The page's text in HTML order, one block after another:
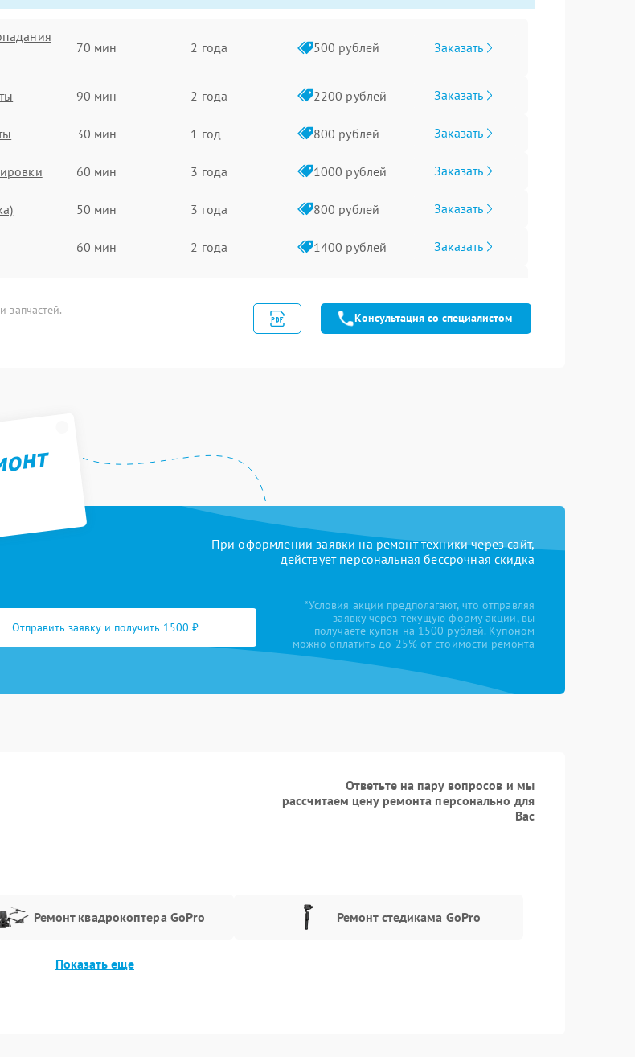
70 мин 2 года 500 рублей Заказать
90 мин 2 года 2200 рублей Заказать
30 мин 1 год 800 рублей Заказать
60 мин 3 года 1000 рублей Заказать
50 мин 3 года 800 рублей Заказать
60 мин 2 года 1400 рублей Заказать
sd
800 рублей Заказать
50 мин
50 мин 2 года
запчастей.
Консультация со специалистом
При оформлении заявки на ремонт техники через сайт,
действует персональная бессрочная скидка
Отправить заявку и получить 1500 ₽
*Условия акции предполагают, что отправляя
заявку через текущую форму акции, вы
получаете купон на 1500 рублей. Купоном
можно оплатить до 25% от стоимости ремонта
Ответьте на пару вопросов и мы
рассчитаем цену ремонта персонально для
Вас
Ремонт квадрокоптера GoPro Ремонт стедикама GoPro
Показать еще